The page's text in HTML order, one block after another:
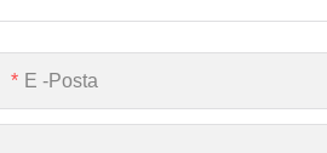
E -posta